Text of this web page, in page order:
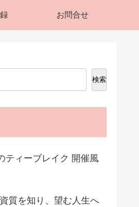
お問合せ
検索
ティーブレイク 開催風
質を知り、望む人生へ